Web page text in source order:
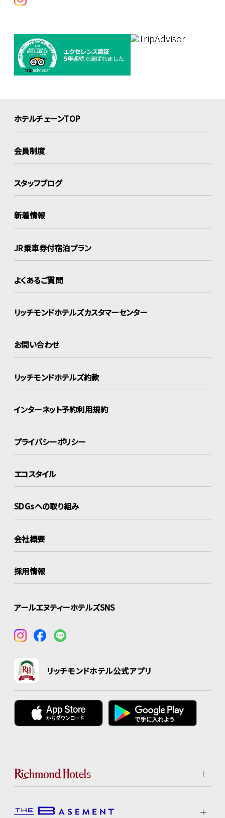
ホテルチェーンTOP
会員制度
スタッフブログ
新着情報
JR乗車券付宿泊プラン
よくあるご質問
リッチモンドホテルズカスタマーセンター
お問い合わせ
リッチモンドホテルズ約款
インターネット予約利用規約
プライバシーポリシー
エコスタイル
SDGsへの取り組み
会社概要
採用情報
アールエヌティーホテルズSNS
リッチモンドホテル公式アプリ